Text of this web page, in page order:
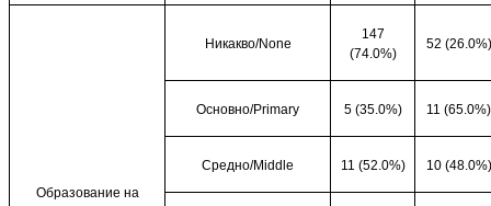
Образование на
Никакво/None
147
(74.0%)
52 (26.0%)
Основно/Primary 5 (35.0%) 11 (65.0%)
Средно/Middle 11 (52.0%) 10 (48.0%)